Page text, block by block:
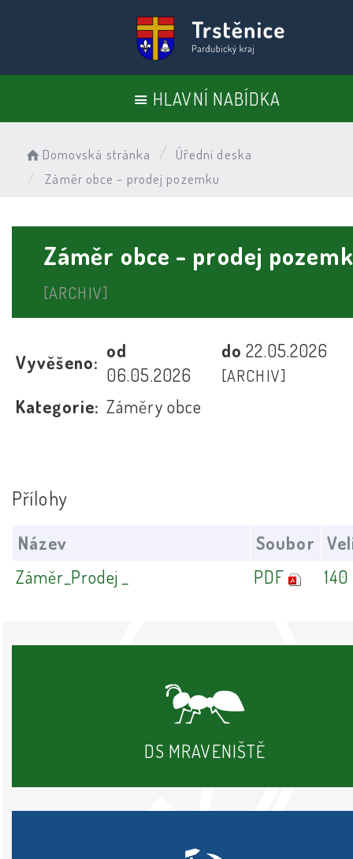
HLAVNÍ NABÍDKA
Domovská stránka
Úřední deska
Záměr obce - prodej pozemku
Záměr obce - prodej
[ARCHIV]
Vyvěšeno:
od
06.05.2026
do22.05.2026
[ARCHIV]
Kategorie: Záměry obce
Přílohy
Název Soubor
Záměr_Prodej _
PDF
DS MRAVENIŠTĚ